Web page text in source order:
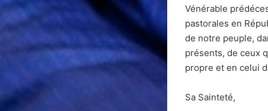
Vénérable
pastorales en
de notre peuple,
présents, de ceux
propre et en celui
Sa Sainteté,